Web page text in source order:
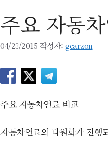
주요 자동
04/23/2015 작성자: gcarzon
주요 자동차연료 비교
자동차연료의 다원화가 진행